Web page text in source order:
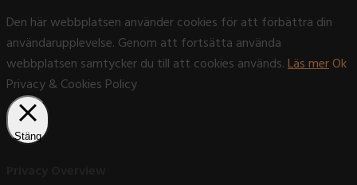
Den här webbplatsen använder cookies för att förbättra din
användarupplevelse. Genom att fortsätta använda
webbplatsen samtycker du till att cookies används.Läs merOk
Privacy & Cookies Policy
Stäng